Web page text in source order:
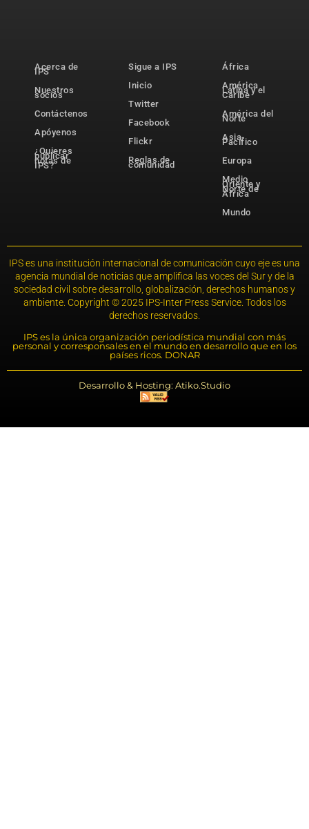
Acerca de
IPS
Nuestros
socios
Contáctenos
Apóyenos
¿Quieres
publicar
notas de
IPS?
Sigue a IPS
Inicio
Twitter
Facebook
Flickr
Reglas de
comunidad
África
América
Latina y el
Caribe
América del
Norte
Asia-
Pacífico
Europa
Medio
Oriente y
Norte de
África
Mundo
IPS es una institución internacional de comunicación cuyo eje es una
agencia mundial de noticias que amplifica las voces del Sur y de la
sociedad civil sobre desarrollo, globalización, derechos humanos y
ambiente. Copyright © 2025 IPS-Inter Press Service. Todos los
derechos reservados.
IPS es la única organización periodística mundial con más
personal y corresponsales en el mundo en desarrollo que en los
países ricos. DONAR
Desarrollo & Hosting: Atiko.Studio